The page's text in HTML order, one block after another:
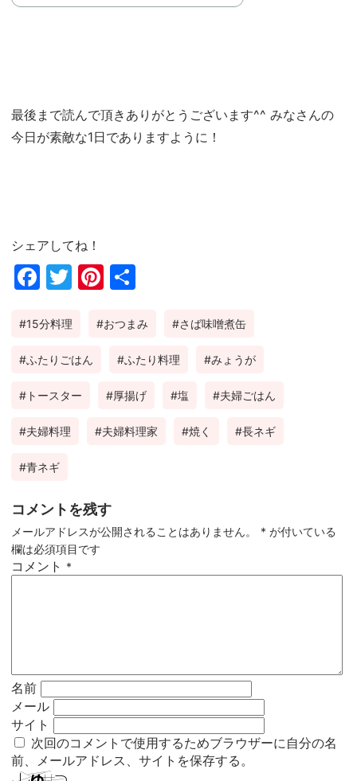
最後まで読んで頂きありがとうございます^^ みなさんの
今日が素敵な1日でありますように！
シェアしてね！
Fac
ok
Twi
Pin
est
15分料理 おつまみ さば味噌煮缶
ふたりごはん ふたり料理 みょうが
トースター 厚揚げ 塩 夫婦ごはん
夫婦料理 夫婦料理家 焼く 長ネギ
青ネギ
コメントを残す
メールアドレスが公開されることはありません。 * が付いている
欄は必須項目です
コメント *
名前
メール
サイト
次回のコメントで使用するためブラウザーに自分の名
前、メールアドレス、サイトを保存する。